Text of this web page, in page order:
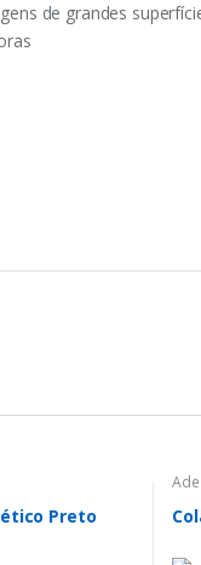
de grandes
Preto